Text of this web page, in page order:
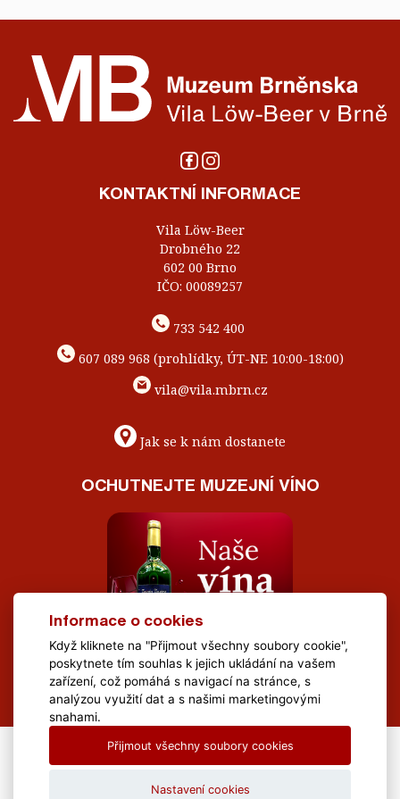
KONTAKTNÍ INFORMACE
Vila Löw-Beer
Drobného 22
602 00 Brno
IČO: 00089257
733 542 400
607 089 968 (prohlídky, ÚT-NE 10:00-18:00)
vila@vila.mbrn.cz
Jak se k nám dostanete
OCHUTNEJTE MUZEJNÍ VÍNO
All Rights Reserved Muzeum Brněnska © 2020, Webdesign by
Informace o cookies
Když kliknete na "Přijmout všechny soubory cookie",
poskytnete tím souhlas k jejich ukládání na vašem
zařízení, což pomáhá s navigací na stránce, s
analýzou využití dat a s našimi marketingovými
snahami.
Přijmout všechny soubory cookies
Nastavení cookies